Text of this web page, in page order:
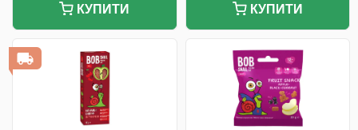
КУПИТИ КУПИТИ